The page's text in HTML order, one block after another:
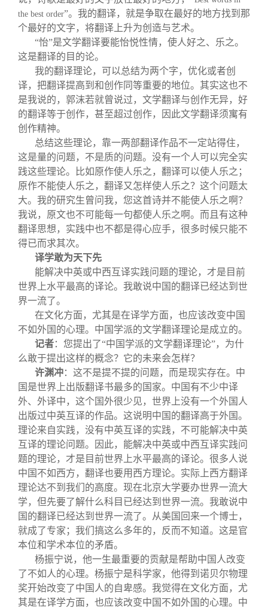
the best order”。我的翻译，就是争取在最好的地方找到那
个最好的文字，将翻译上升为创造与艺术。
“怡”是文学翻译要能怡悦性情，使人好之、乐之。
这是翻译的目的论。
我的翻译理论，可以总结为两个字，优化或者创
译，把翻译提高到和创作同等重要的地位。其实这也不
是我说的，郭沫若就曾说过，文学翻译与创作无异，好
的翻译等于创作，甚至超过创作，因此文学翻译须寓有
创作精神。
总结这些理论，靠一两部翻译作品不一定站得住，
这是量的问题，不是质的问题。没有一个人可以完全实
践这些理论。比如原作使人乐之，翻译可以使人乐之；
原作不能使人乐之，翻译又怎样使人乐之？这个问题太
大。我的研究生曾问我，您这首诗并不能使人乐之啊？
我说，原文也不可能每一句都使人乐之啊。而且有这种
翻译思想，实践中也不都是得心应手，很多时候只能不
得已而求其次。
译学敢为天下先
能解决中英或中西互译实践问题的理论，才是目前
世界上水平最高的译论。我敢说中国的翻译已经达到世
界一流了。
在文化方面，尤其是在译学方面，也应该改变中国
不如外国的心理。中国学派的文学翻译理论是成立的。
记者：您提出了“中国学派的文学翻译理论”，为什
么敢于提出这样的概念？它的未来会怎样？
许渊冲：这不是提不提的问题，而是现实存在。中
国是世界上出版翻译书最多的国家。中国有不少中译
外、外译中，这个国外很少见，世界上没有一个外国人
出版过中英互译的作品。这说明中国的翻译高于外国。
理论来自实践，没有中英互译的实践，不可能解决中英
互译的理论问题。因此，能解决中英或中西互译实践问
题的理论，才是目前世界上水平最高的译论。很多人说
中国不如西方，翻译也要用西方理论。实际上西方翻译
理论达不到我们的高度。现在北京大学要办世界一流大
学，但先要了解什么科目已经达到世界一流。我敢说中
国的翻译已经达到世界一流了。从美国回来一个博士，
就成了专家；我们搞这么多年的，反而不知道。这是官
本位和学术本位的矛盾。
杨振宁说，他一生最重要的贡献是帮助中国人改变
了不如人的心理。杨振宁是科学家，他得到诺贝尔物理
奖开始改变了中国人的自卑感。我觉得在文化方面，尤
其是在译学方面，也应该改变中国不如外国的心理。中